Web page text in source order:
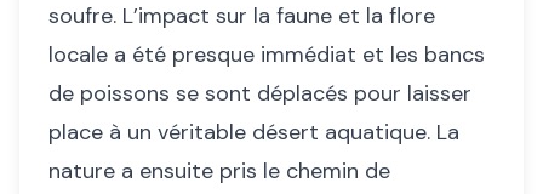
soufre. L’impact sur la faune et la flore
locale a été presque immédiat et les bancs
de poissons se sont déplacés pour laisser
place à un véritable désert aquatique. La
nature a ensuite pris le chemin de